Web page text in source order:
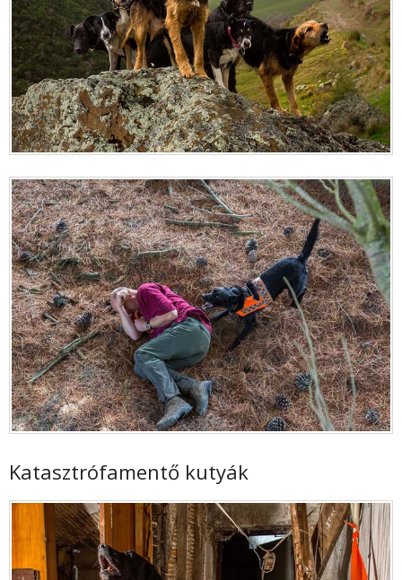
Katasztrófamentő kutyák